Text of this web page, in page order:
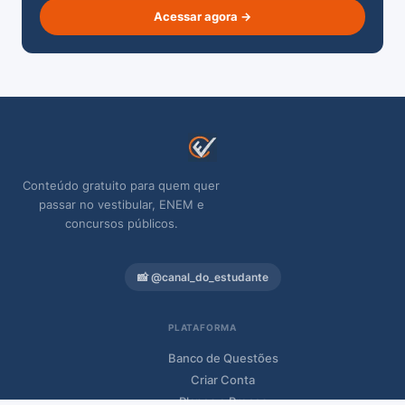
A) 316 kg
C) 346 kg
Acessar agora →
Conteúdo gratuito para quem quer
passar no vestibular, ENEM e
concursos públicos.
📸 @canal_do_estudante
PLATAFORMA
Banco de Questões
Criar Conta
Planos e Preços